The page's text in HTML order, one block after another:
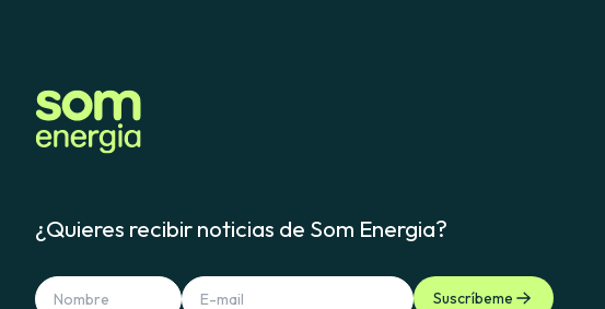
¿Quieres recibir noticias de Som Energia?
Suscríbeme